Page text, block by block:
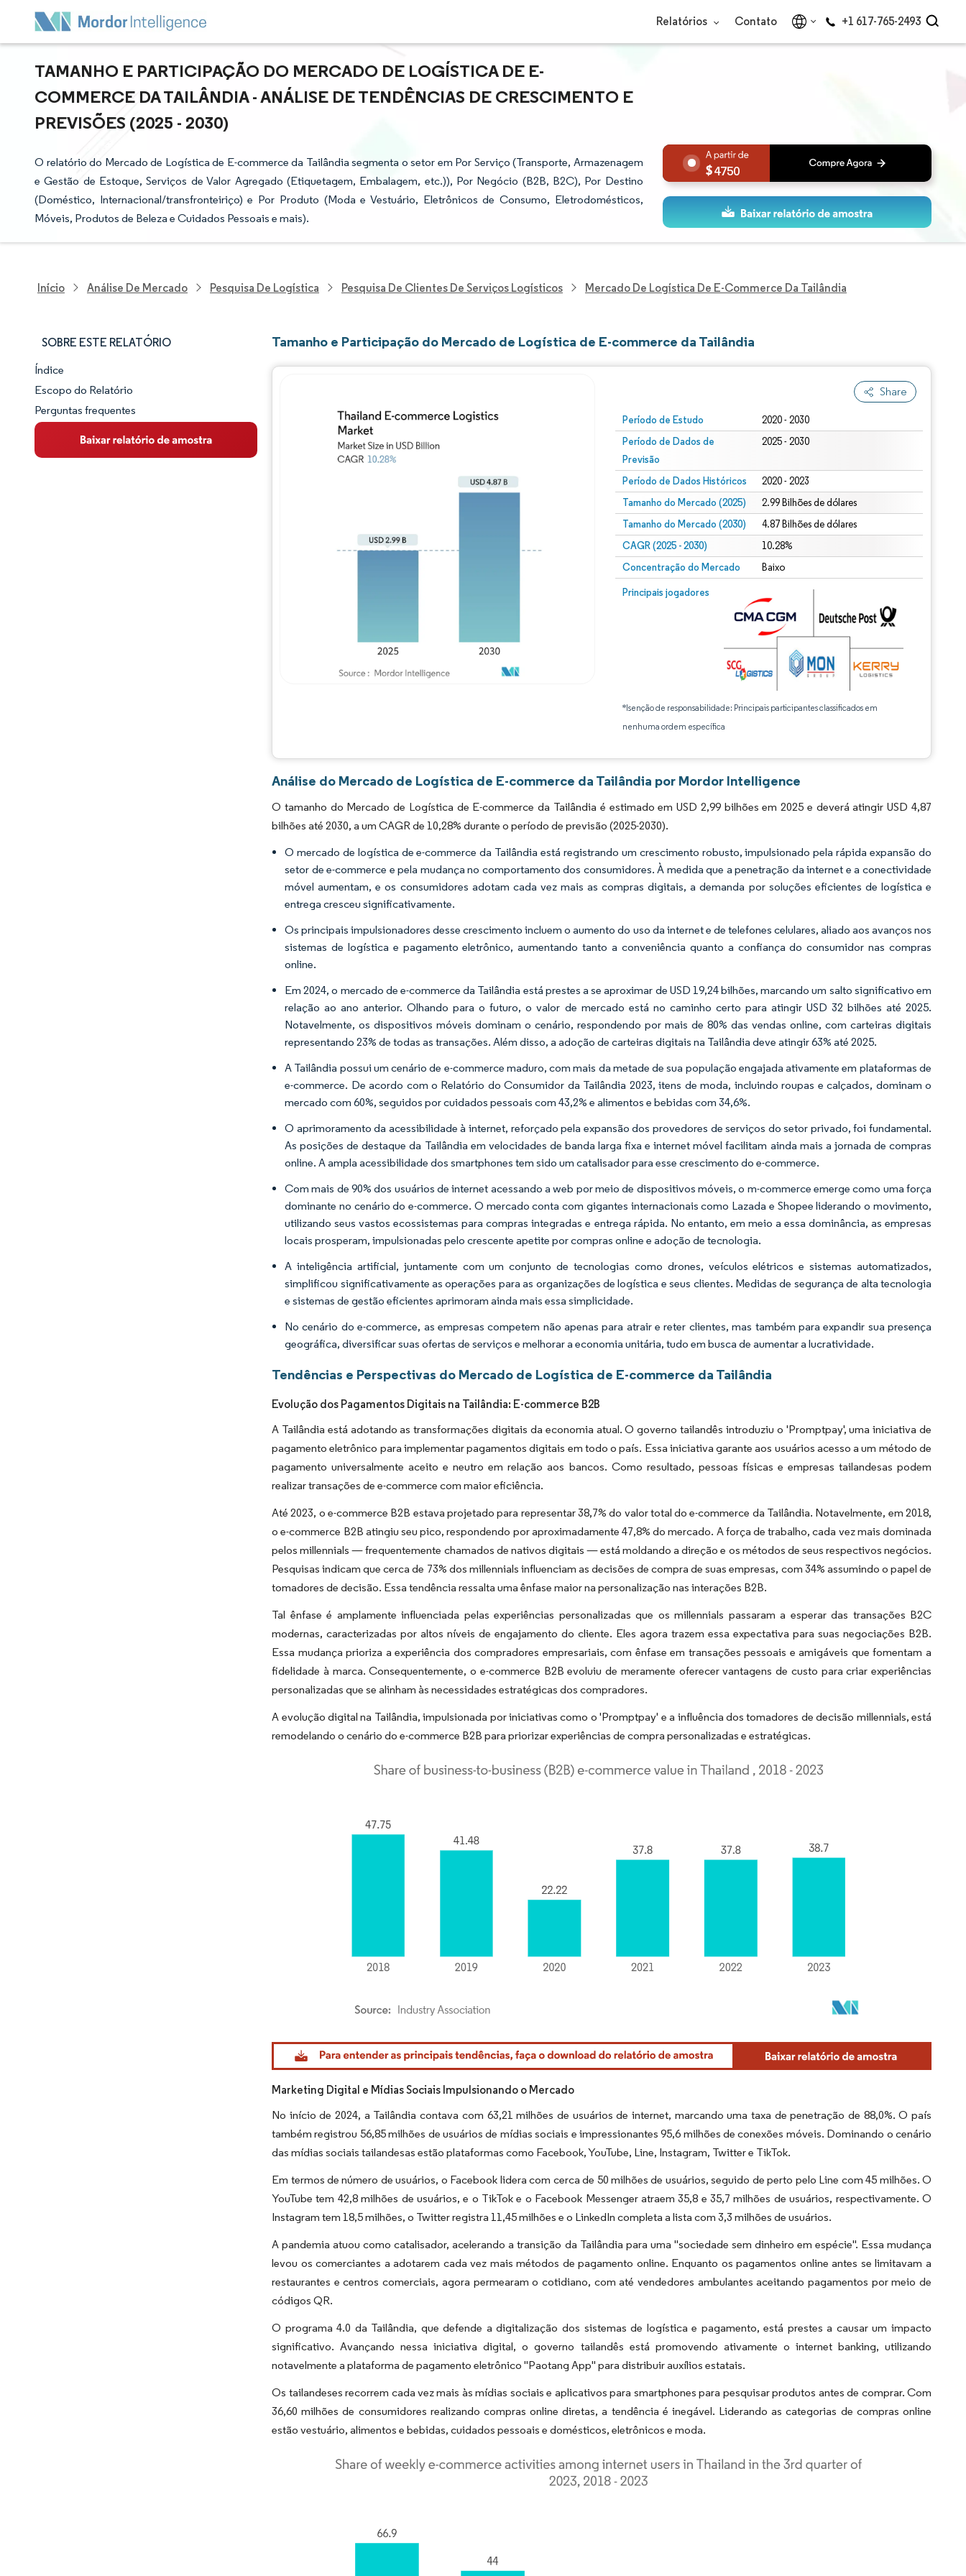
Relatórios Contato +1 617-765-2493
TAMANHO E PARTICIPAÇÃO DO MERCADO DE LOGÍSTICA DE E-
COMMERCE DA TAILÂNDIA - ANÁLISE DE TENDÊNCIAS DE CRESCIMENTO E
PREVISÕES (2025 - 2030)
O relatório do Mercado de Logística de E-commerce da Tailândia segmenta o setor em Por Serviço (Transporte, Armazenagem
e Gestão de Estoque, Serviços de Valor Agregado (Etiquetagem, Embalagem, etc.)), Por Negócio (B2B, B2C), Por Destino
(Doméstico, Internacional/transfronteiriço) e Por Produto (Moda e Vestuário, Eletrônicos de Consumo, Eletrodomésticos,
Móveis, Produtos de Beleza e Cuidados Pessoais e mais).
4750
Início Análise De Mercado Pesquisa De Logística Pesquisa De Clientes De Serviços Logísticos Mercado De Logística De E-Commerce Da Tailândia
SOBRE ESTE RELATÓRIO
Panorama do Mercado
Visão Geral do Mercado
Principais Tendências de Mercado
Índice
Escopo do Relatório
Perguntas frequentes
Tamanho e Participação do Mercado de Logística de E-commerce da Tailândia
Share
Período de Estudo 2020 - 2030
Período de Dados de
Previsão
2025 - 2030
Período de Dados Históricos 2020 - 2023
Tamanho do Mercado (2025) 2.99 Bilhões de dólares
Tamanho do Mercado (2030) 4.87 Bilhões de dólares
CAGR (2025 - 2030) 10.28%
Concentração do Mercado Baixo
Principais jogadores
*Isenção de responsabilidade: Principais participantes classificados em
nenhuma ordem específica
Análise do Mercado de Logística de E-commerce da Tailândia por Mordor Intelligence
O tamanho do Mercado de Logística de E-commerce da Tailândia é estimado em USD 2,99 bilhões em 2025 e deverá atingir USD 4,87
bilhões até 2030, a um CAGR de 10,28% durante o período de previsão (2025-2030).
O mercado de logística de e-commerce da Tailândia está registrando um crescimento robusto, impulsionado pela rápida expansão do
setor de e-commerce e pela mudança no comportamento dos consumidores. À medida que a penetração da internet e a conectividade
móvel aumentam, e os consumidores adotam cada vez mais as compras digitais, a demanda por soluções eficientes de logística e
entrega cresceu significativamente.
Os principais impulsionadores desse crescimento incluem o aumento do uso da internet e de telefones celulares, aliado aos avanços nos
sistemas de logística e pagamento eletrônico, aumentando tanto a conveniência quanto a confiança do consumidor nas compras
online.
Em 2024, o mercado de e-commerce da Tailândia está prestes a se aproximar de USD 19,24 bilhões, marcando um salto significativo em
relação ao ano anterior. Olhando para o futuro, o valor de mercado está no caminho certo para atingir USD 32 bilhões até 2025.
Notavelmente, os dispositivos móveis dominam o cenário, respondendo por mais de 80% das vendas online, com carteiras digitais
representando 23% de todas as transações. Além disso, a adoção de carteiras digitais na Tailândia deve atingir 63% até 2025.
A Tailândia possui um cenário de e-commerce maduro, com mais da metade de sua população engajada ativamente em plataformas de
e-commerce. De acordo com o Relatório do Consumidor da Tailândia 2023, itens de moda, incluindo roupas e calçados, dominam o
mercado com 60%, seguidos por cuidados pessoais com 43,2% e alimentos e bebidas com 34,6%.
O aprimoramento da acessibilidade à internet, reforçado pela expansão dos provedores de serviços do setor privado, foi fundamental.
As posições de destaque da Tailândia em velocidades de banda larga fixa e internet móvel facilitam ainda mais a jornada de compras
online. A ampla acessibilidade dos smartphones tem sido um catalisador para esse crescimento do e-commerce.
Com mais de 90% dos usuários de internet acessando a web por meio de dispositivos móveis, o m-commerce emerge como uma força
dominante no cenário do e-commerce. O mercado conta com gigantes internacionais como Lazada e Shopee liderando o movimento,
utilizando seus vastos ecossistemas para compras integradas e entrega rápida. No entanto, em meio a essa dominância, as empresas
locais prosperam, impulsionadas pelo crescente apetite por compras online e adoção de tecnologia.
A inteligência artificial, juntamente com um conjunto de tecnologias como drones, veículos elétricos e sistemas automatizados,
simplificou significativamente as operações para as organizações de logística e seus clientes. Medidas de segurança de alta tecnologia
e sistemas de gestão eficientes aprimoram ainda mais essa simplicidade.
No cenário do e-commerce, as empresas competem não apenas para atrair e reter clientes, mas também para expandir sua presença
geográfica, diversificar suas ofertas de serviços e melhorar a economia unitária, tudo em busca de aumentar a lucratividade.
Tendências e Perspectivas do Mercado de Logística de E-commerce da Tailândia
Evolução dos Pagamentos Digitais na Tailândia: E-commerce B2B
A Tailândia está adotando as transformações digitais da economia atual. O governo tailandês introduziu o 'Promptpay', uma iniciativa de
pagamento eletrônico para implementar pagamentos digitais em todo o país. Essa iniciativa garante aos usuários acesso a um método de
pagamento universalmente aceito e neutro em relação aos bancos. Como resultado, pessoas físicas e empresas tailandesas podem
realizar transações de e-commerce com maior eficiência.
Até 2023, o e-commerce B2B estava projetado para representar 38,7% do valor total do e-commerce da Tailândia. Notavelmente, em 2018,
o e-commerce B2B atingiu seu pico, respondendo por aproximadamente 47,8% do mercado. A força de trabalho, cada vez mais dominada
pelos millennials — frequentemente chamados de nativos digitais — está moldando a direção e os métodos de seus respectivos negócios.
Pesquisas indicam que cerca de 73% dos millennials influenciam as decisões de compra de suas empresas, com 34% assumindo o papel de
tomadores de decisão. Essa tendência ressalta uma ênfase maior na personalização nas interações B2B.
Tal ênfase é amplamente influenciada pelas experiências personalizadas que os millennials passaram a esperar das transações B2C
modernas, caracterizadas por altos níveis de engajamento do cliente. Eles agora trazem essa expectativa para suas negociações B2B.
Essa mudança prioriza a experiência dos compradores empresariais, com ênfase em transações pessoais e amigáveis que fomentam a
fidelidade à marca. Consequentemente, o e-commerce B2B evoluiu de meramente oferecer vantagens de custo para criar experiências
personalizadas que se alinham às necessidades estratégicas dos compradores.
A evolução digital na Tailândia, impulsionada por iniciativas como o 'Promptpay' e a influência dos tomadores de decisão millennials, está
remodelando o cenário do e-commerce B2B para priorizar experiências de compra personalizadas e estratégicas.
Imagem © Mordor Intelligence. O reuso requer atribuição conforme CC BY 4.0.
Marketing Digital e Mídias Sociais Impulsionando o Mercado
No início de 2024, a Tailândia contava com 63,21 milhões de usuários de internet, marcando uma taxa de penetração de 88,0%. O país
também registrou 56,85 milhões de usuários de mídias sociais e impressionantes 95,6 milhões de conexões móveis. Dominando o cenário
das mídias sociais tailandesas estão plataformas como Facebook, YouTube, Line, Instagram, Twitter e TikTok.
Em termos de número de usuários, o Facebook lidera com cerca de 50 milhões de usuários, seguido de perto pelo Line com 45 milhões. O
YouTube tem 42,8 milhões de usuários, e o TikTok e o Facebook Messenger atraem 35,8 e 35,7 milhões de usuários, respectivamente. O
Instagram tem 18,5 milhões, o Twitter registra 11,45 milhões e o LinkedIn completa a lista com 3,3 milhões de usuários.
A pandemia atuou como catalisador, acelerando a transição da Tailândia para uma "sociedade sem dinheiro em espécie". Essa mudança
levou os comerciantes a adotarem cada vez mais métodos de pagamento online. Enquanto os pagamentos online antes se limitavam a
restaurantes e centros comerciais, agora permearam o cotidiano, com até vendedores ambulantes aceitando pagamentos por meio de
códigos QR.
O programa 4.0 da Tailândia, que defende a digitalização dos sistemas de logística e pagamento, está prestes a causar um impacto
significativo. Avançando nessa iniciativa digital, o governo tailandês está promovendo ativamente o internet banking, utilizando
notavelmente a plataforma de pagamento eletrônico "Paotang App" para distribuir auxílios estatais.
Os tailandeses recorrem cada vez mais às mídias sociais e aplicativos para smartphones para pesquisar produtos antes de comprar. Com
36,60 milhões de consumidores realizando compras online diretas, a tendência é inegável. Liderando as categorias de compras online
estão vestuário, alimentos e bebidas, cuidados pessoais e domésticos, eletrônicos e moda.